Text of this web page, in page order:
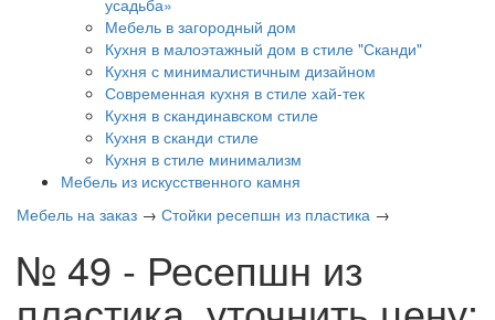
усадьба»
Мебель в загородный дом
Кухня в малоэтажный дом в стиле "Сканди"
Кухня с минималистичным дизайном
Современная кухня в стиле хай-тек
Кухня в скандинавском стиле
Кухня в сканди стиле
Кухня в стиле минимализм
Мебель из искусственного камня
Мебель на заказ → Стойки ресепшн из пластика →
№ 49 - Ресепшн из